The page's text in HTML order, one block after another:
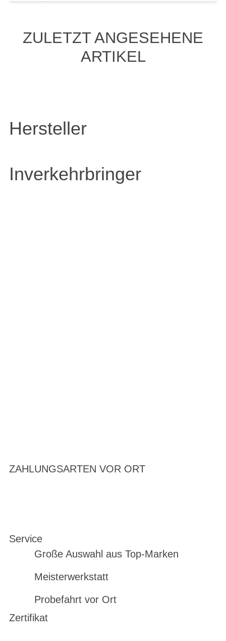
ZULETZT ANGESEHENE
ARTIKEL
Hersteller
Inverkehrbringer
ZAHLUNGSARTEN VOR ORT
Service
Große Auswahl aus Top-Marken
Meisterwerkstatt
Probefahrt vor Ort
Zertifikat